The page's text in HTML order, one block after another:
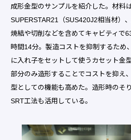
成形金型のサンプルを紹介した。材料
SUPERSTAR21（SUS420J2相当材）
焼結や切削などを含めてキャビティで
時間14分。製造コストを抑制するため
に入れ子をセットして使うカセット金
部分のみ造形することでコストを抑え
型としての機能も高めた。造形時のそ
SRT工法も活用している。